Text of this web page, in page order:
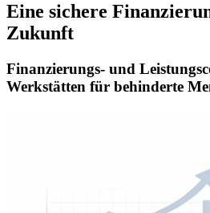
Eine sichere
Zukunft
Finanzierungs- und
Werkstätten für behinderte